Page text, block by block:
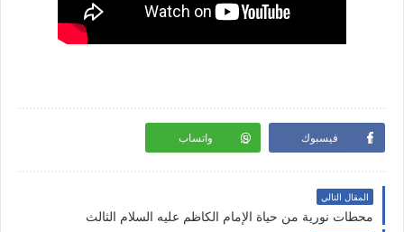
فيسبوك واتساب
المقال التالي
محطات نورية من حياة الإمام الكاظم عليه السلام الثالث